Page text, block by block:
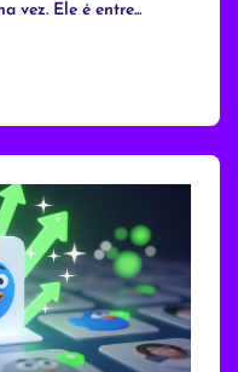
vez. Ele é entre...